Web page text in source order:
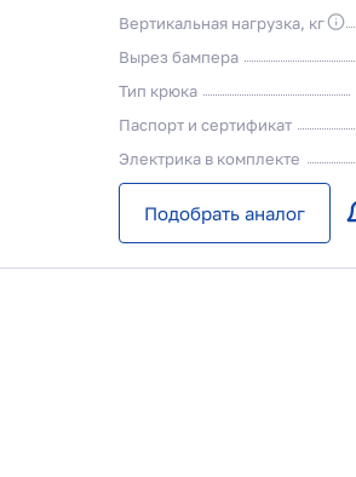
Вертикальная нагрузка, кг
Вырез бампера
Тип крюка
Паспорт и сертификат
Электрика в комплекте
Подобрать аналог